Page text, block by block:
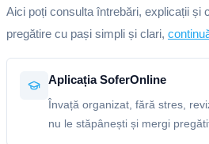
Aici poți consulta întrebări, explicații și
pregătire cu pași simpli și clari,
Aplicația SoferOnline
Învață organizat, fără stres,
nu le stăpânești și mergi